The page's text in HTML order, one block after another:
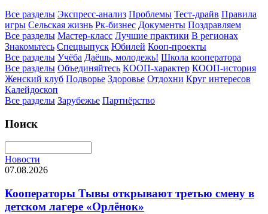
Все разделы Экспресс-анализ Проблемы Тест-драйв Правила
игры Сельская жизнь Рк-бизнес Документы Поздравляем
Все разделы Мастер-класс Лучшие практики В регионах
Знакомьтесь Спецвыпуск Юбилей Кооп-проекты
Все разделы Учёба Даёшь, молодежь! Школа кооператора
Все разделы Объединяйтесь КООП-характер КООП-история
Женский клуб Подворье Здоровье Отдохни Круг интересов
Калейдоскоп
Все разделы Зарубежье Партнёрство
Поиск
Новости
07.08.2026
Кооператоры Тывы открывают третью смену в
детском лагере «Орлёнок»